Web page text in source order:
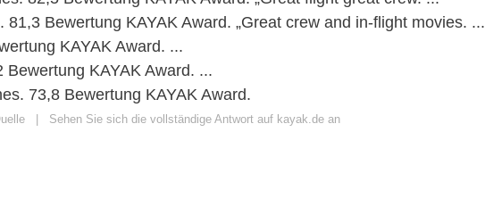
81,3 Bewertung KAYAK Award. „Great crew and in-flight movies. ...
KAYAK Award. ...
Bewertung KAYAK Award. ...
73,8 Bewertung KAYAK Award.
Sehen Sie sich die vollständige Antwort auf kayak.de an